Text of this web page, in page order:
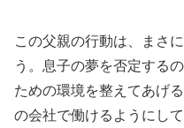
この父親の行動は、まさ
う。息子の夢を否定する
ための環境を整えてあげ
の会社で働けるようにして